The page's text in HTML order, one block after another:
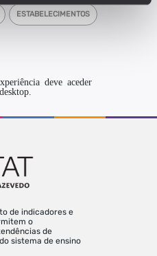
ESTABELECIMENTOS
deve aceder
de indicadores e
o
de
sistema de ensino